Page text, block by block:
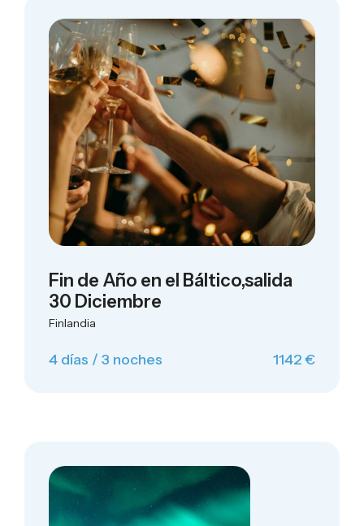
Fin de Año en el Báltico,salida
30 Diciembre
Finlandia
4 días / 3 noches 1142 €